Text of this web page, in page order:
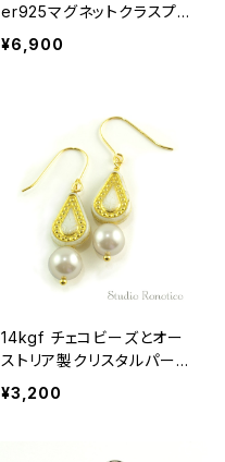
er925マグネットクラスプ
おしゃれ 女性 男性 ユニセ
ックス ブルーフラッシュクリ
¥6,900
14kgf チェコビーズとオー
ストリア製クリスタルパール
のピアス ベージュゴールド
¥3,200